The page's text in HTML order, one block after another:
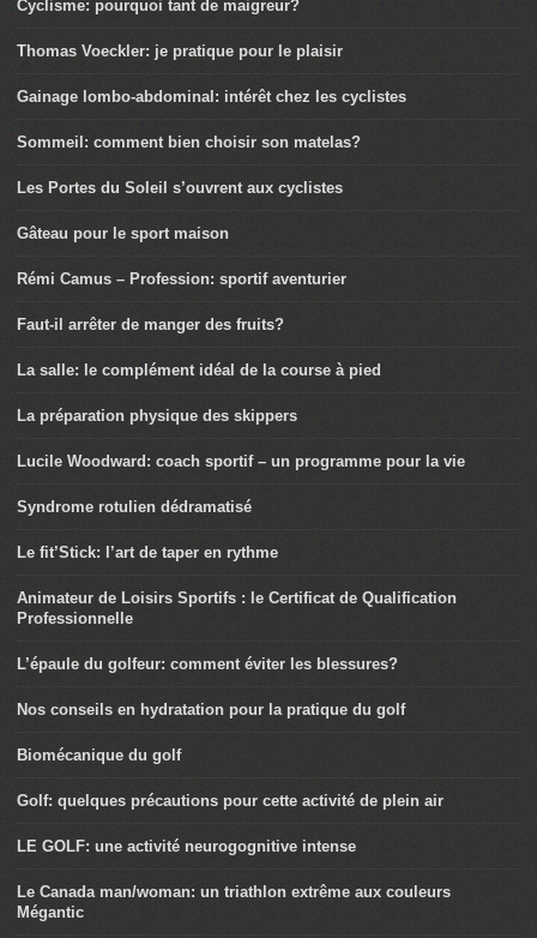
Cyclisme: pourquoi tant de maigreur?
Thomas Voeckler: je pratique pour le plaisir
Gainage lombo-abdominal: intérêt chez les cyclistes
Sommeil: comment bien choisir son matelas?
Les Portes du Soleil s’ouvrent aux cyclistes
Gâteau pour le sport maison
Rémi Camus – Profession: sportif aventurier
Faut-il arrêter de manger des fruits?
La salle: le complément idéal de la course à pied
La préparation physique des skippers
Lucile Woodward: coach sportif – un programme pour la vie
Syndrome rotulien dédramatisé
Le fit’Stick: l’art de taper en rythme
Animateur de Loisirs Sportifs : le Certificat de Qualification
Professionnelle
L’épaule du golfeur: comment éviter les blessures?
Nos conseils en hydratation pour la pratique du golf
Biomécanique du golf
Golf: quelques précautions pour cette activité de plein air
LE GOLF: une activité neurogognitive intense
Le Canada man/woman: un triathlon extrême aux couleurs
Mégantic